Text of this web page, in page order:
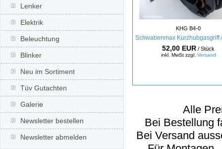
Lenker
Elektrik
Beleuchtung
Blinker
Neu im Sortiment
Tüv Gutachten
Galerie
Newsletter bestellen
Newsletter abmelden
KHG B4-0
Schwabenmax Kurzhubgasgriff
52,00 EUR / Stück
inkl. MwSt zzgl. Versand
Alle
Bei Bestellung
Bei Versand